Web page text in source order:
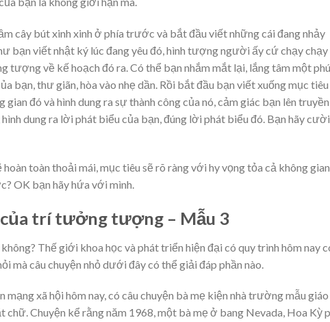
cây bút xinh xinh ở phía trước và bắt đầu viết những cái đang nhảy
bạn viết nhật ký lúc đang yêu đó, hình tượng người ấy cứ chạy chạy
tượng về kế hoạch đó ra. Có thể bạn nhắm mắt lại, lắng tâm một
bạn, thư giãn, hòa vào nhẹ dần. Rồi bắt đầu bạn viết xuống mục
đó và hình dung ra sự thành công của nó, cảm giác bạn lên truyền
dung ra lời phát biểu của bạn, đúng lời phát biểu đó. Bạn hãy cười
toàn thoải mái, mục tiêu sẽ rõ ràng với hy vọng tỏa cả không
OK bạn hãy hứa với mình.
của trí tưởng tượng – Mẫu 3
Thế giới khoa học và phát triển hiện đại có quy trình hôm nay
câu chuyện nhỏ dưới đây có thể giải đáp phần nào.
xã hội hôm nay, có câu chuyện bà mẹ kiện nhà trường mẫu
chữ. Chuyện kể rằng năm 1968, một bà mẹ ở bang Nevada, Hoa Kỳ